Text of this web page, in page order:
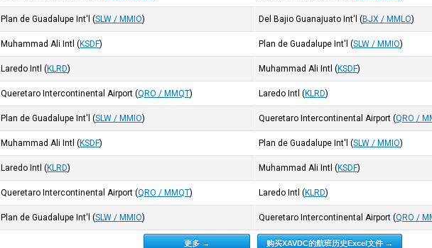
Plan de Guadalupe Int'l (SLW / MMIO) Del Bajio Guanajuato Int'l (BJX / MMLO)
Muhammad Ali Intl (KSDF) Plan de Guadalupe Int'l (SLW / MMIO)
Laredo Intl (KLRD) Muhammad Ali Intl (KSDF)
Queretaro Intercontinental Airport (QRO / MMQT) Laredo Intl (KLRD)
Plan de Guadalupe Int'l (SLW / MMIO) Queretaro Intercontinental Airport (QRO /
Muhammad Ali Intl (KSDF) Plan de Guadalupe Int'l (SLW / MMIO)
Laredo Intl (KLRD) Muhammad Ali Intl (KSDF)
Queretaro Intercontinental Airport (QRO / MMQT) Laredo Intl (KLRD)
Plan de Guadalupe Int'l (SLW / MMIO) Queretaro Intercontinental Airport (QRO /
更多 → 购买XAVDC的航班历史Excel文件 →